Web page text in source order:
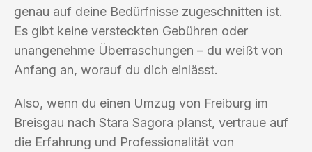
genau auf deine Bedürfnisse zugeschnitten ist.
Es gibt keine versteckten Gebühren oder
unangenehme Überraschungen – du weißt von
Anfang an, worauf du dich einlässt.
Also, wenn du einen Umzug von Freiburg im
Breisgau nach Stara Sagora planst, vertraue auf
die Erfahrung und Professionalität von